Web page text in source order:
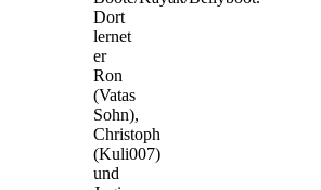
Dort
lernet
er
Ron
(Vatas
Sohn),
Christoph
(Kuli007)
und